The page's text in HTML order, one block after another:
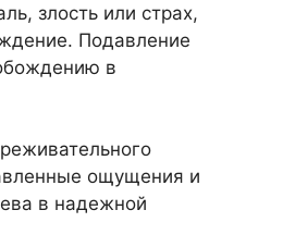
злость или страх,
Подавление
в
ощущения и
в надежной